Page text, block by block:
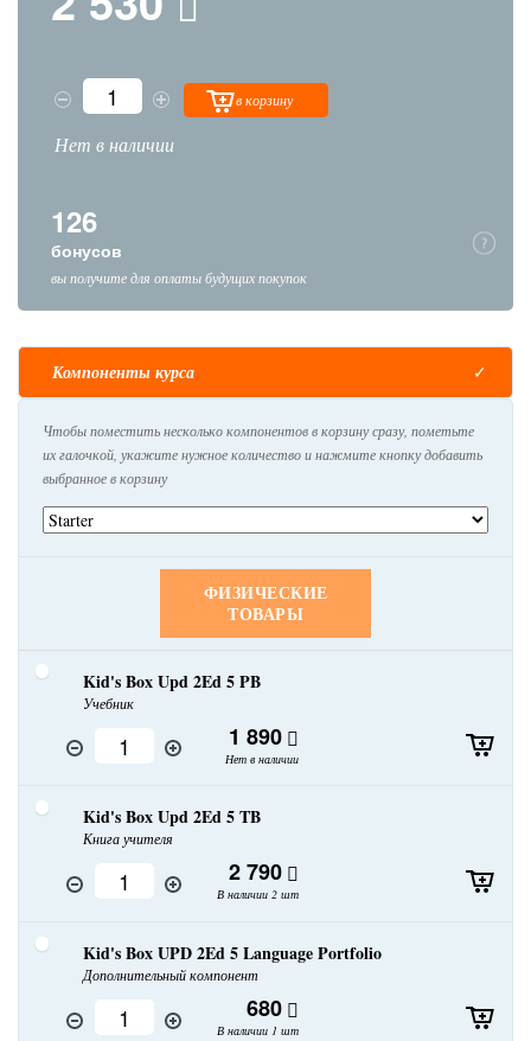
в корзину
Нет в наличии
126
бонусов
вы получите для оплаты будущих покупок
Компоненты курса
Чтобы поместить несколько компонентов в корзину сразу, пометьте
их галочкой, укажите нужное количество и нажмите кнопку добавить
выбранное в корзину
ФИЗИЧЕСКИЕ
ТОВАРЫ
Kid's Box Upd 2Ed 5 PB
Учебник
1 890
Нет в наличии
Kid's Box Upd 2Ed 5 TB
Книга учителя
2 790
В наличии 2 шт
Kid's Box UPD 2Ed 5 Language Portfolio
Дополнительный компонент
680
В наличии 1 шт